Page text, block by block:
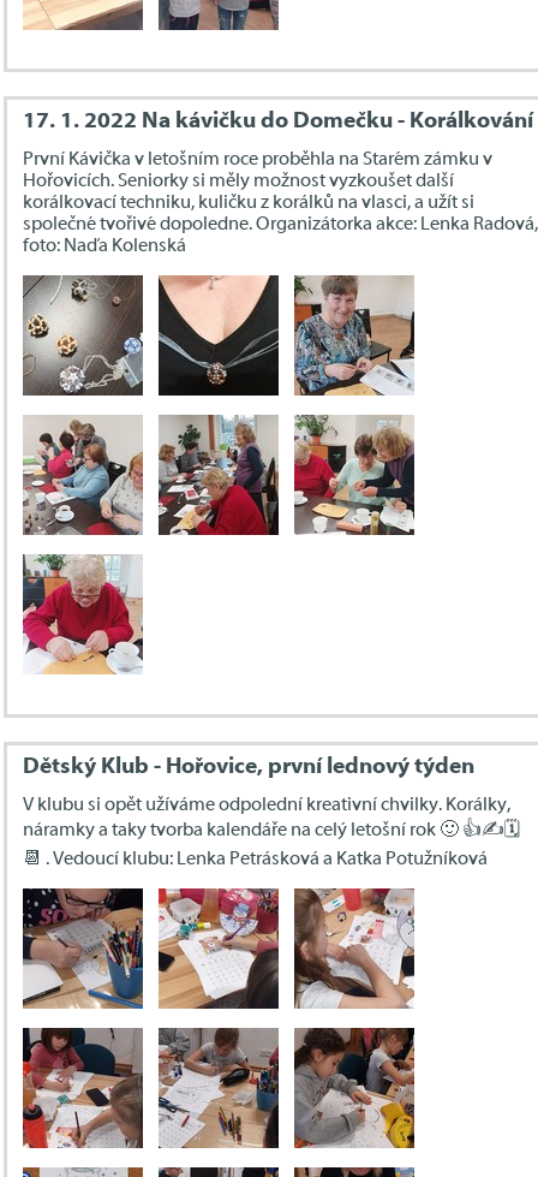
17. 1. 2022 Na kávičku do Domečku - Korálkování
První Kávička v letošním roce proběhla na Starém zámku v
Hořovicích. Seniorky si měly možnost vyzkoušet další
korálkovací techniku, kuličku z korálků na vlasci, a užít si
společné tvořivé dopoledne. Organizátorka akce: Lenka Radová,
foto: Naďa Kolenská
Dětský Klub - Hořovice, první lednový týden
V klubu si opět užíváme odpolední kreativní chvilky. Korálky,
náramky a taky tvorba kalendáře na celý letošní rok 🙂 👍✍️🗓
📆 . Vedoucí klubu: Lenka Petrásková a Katka Potužníková